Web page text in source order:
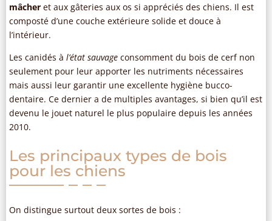
mâcher et aux gâteries aux os si appréciés des chiens. Il est
composté d’une couche extérieure solide et douce à
l’intérieur.
Les canidés à l’état sauvage consomment du bois de cerf non
seulement pour leur apporter les nutriments nécessaires
mais aussi leur garantir une excellente hygiène bucco-
dentaire. Ce dernier a de multiples avantages, si bien qu’il est
devenu le jouet naturel le plus populaire depuis les années
2010.
Les principaux types de bois
pour les chiens
On distingue surtout deux sortes de bois :